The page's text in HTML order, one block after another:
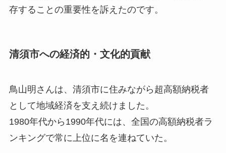
存することの重要性を訴えたのです。
清須市への経済的・文化的貢献
鳥山明さんは、清須市に住みながら超高額納税者
として地域経済を支え続けました。
1980年代から1990年代には、全国の高額納税者ラ
ンキングで常に上位に名を連ねていた。